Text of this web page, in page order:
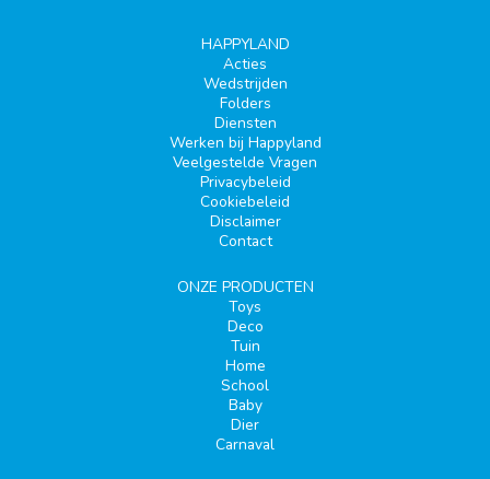
HAPPYLAND
Acties
Wedstrijden
Folders
Diensten
Werken bij Happyland
Veelgestelde Vragen
Privacybeleid
Cookiebeleid
Disclaimer
Contact
ONZE PRODUCTEN
Toys
Deco
Tuin
Home
School
Baby
Dier
Carnaval